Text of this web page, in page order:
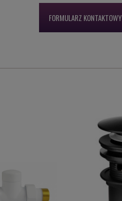
FORMULARZ KONTAKTOWY